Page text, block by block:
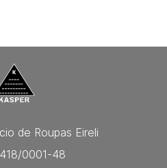
de Roupas Eireli
0001-48